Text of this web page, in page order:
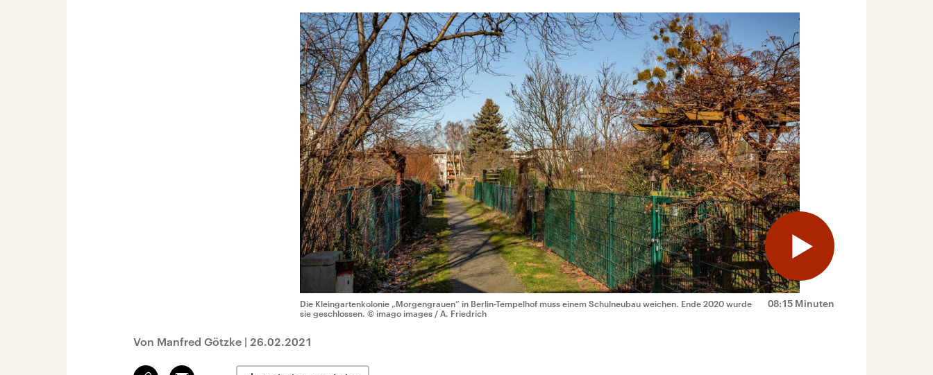
08:15 Minuten
Die Kleingartenkolonie „Morgengrauen“ in Berlin-Tempelhof muss einem Schulneubau weichen. Ende 2020 wurde
sie geschlossen. © imago images / A. Friedrich
Von Manfred Götzke | 26.02.2021